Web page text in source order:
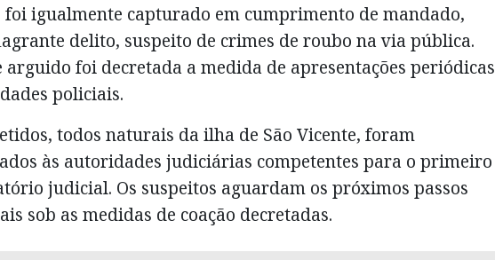
foi igualmente capturado em cumprimento de mandado,
delito, suspeito de crimes de roubo na via pública.
arguido foi decretada a medida de apresentações periódicas
policiais.
todos naturais da ilha de São Vicente, foram
às autoridades judiciárias competentes para o primeiro
judicial. Os suspeitos aguardam os próximos passos
sob as medidas de coação decretadas.